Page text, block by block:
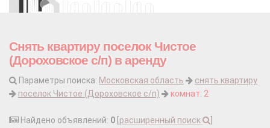
Снять квартиру поселок Чистое
(Дороховское с/п) в аренду
Параметры поиска: Московская область
снять квартиру
поселок Чистое (Дороховское с/п)
комнат: 2
Найдено объявлений: 0 расширенный поиск